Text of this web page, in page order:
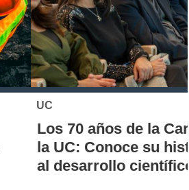
Carrera de Química de
historia, hitos y aporte
del país